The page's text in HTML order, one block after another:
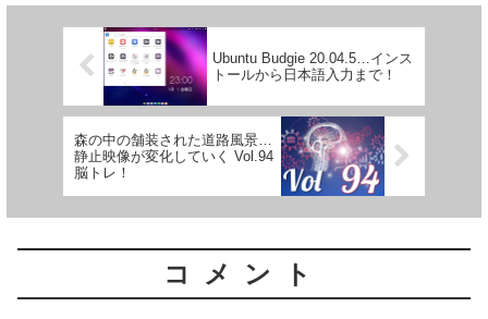
Ubuntu Budgie 20.04.5…インス
トールから日本語入力まで！
森の中の舗装された道路風景…
静止映像が変化していく Vol.94
脳トレ！
コメント